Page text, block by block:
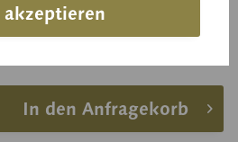
In den Anfragekorb